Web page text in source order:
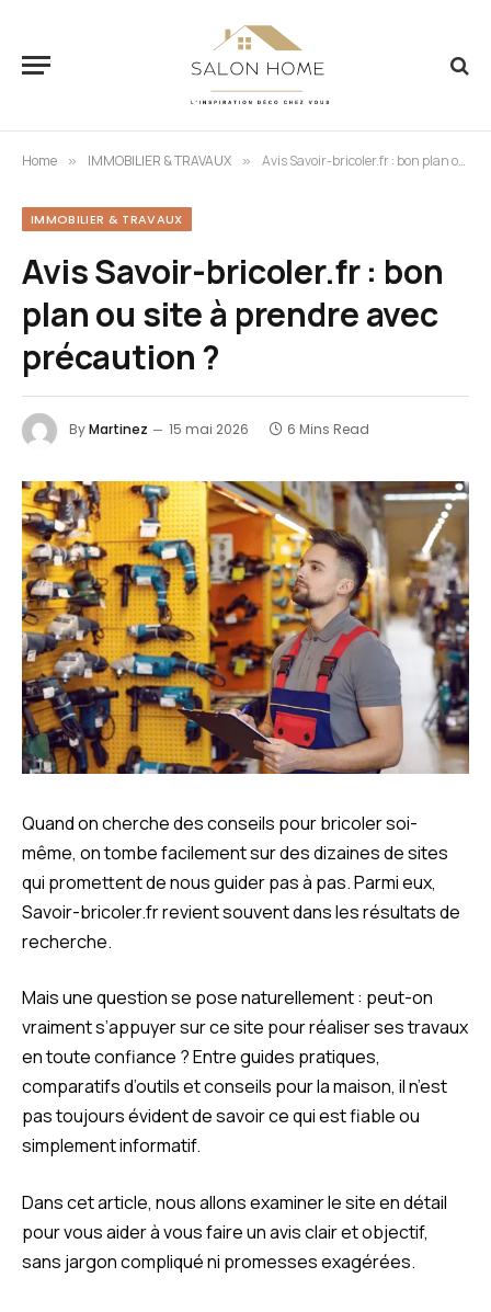
Home » IMMOBILIER & TRAVAUX » Avis Savoir-bricoler.fr : bon plan ou site à prendre avec précaution ?
IMMOBILIER & TRAVAUX
Avis Savoir-bricoler.fr : bon
plan ou site à prendre avec
précaution ?
ByMartinez 15 mai 2026 6 Mins Read
Quand on cherche des conseils pour bricoler soi-
même, on tombe facilement sur des dizaines de sites
qui promettent de nous guider pas à pas. Parmi eux,
Savoir-bricoler.fr revient souvent dans les résultats de
recherche.
Mais une question se pose naturellement : peut-on
vraiment s’appuyer sur ce site pour réaliser ses travaux
en toute confiance ? Entre guides pratiques,
comparatifs d’outils et conseils pour la maison, il n’est
pas toujours évident de savoir ce qui est fiable ou
simplement informatif.
Dans cet article, nous allons examiner le site en détail
pour vous aider à vous faire un avis clair et objectif,
sans jargon compliqué ni promesses exagérées.